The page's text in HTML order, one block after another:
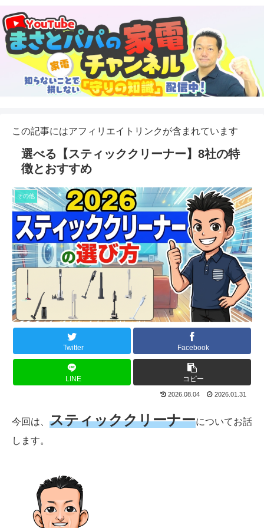
この記事にはアフィリエイトリンクが含まれています
選べる【スティッククリーナー】8社の特
徴とおすすめ
その他
Twitter Facebook
LINE コピー
2026.08.04 2026.01.31
今回は、 スティッククリーナーについてお話
します。